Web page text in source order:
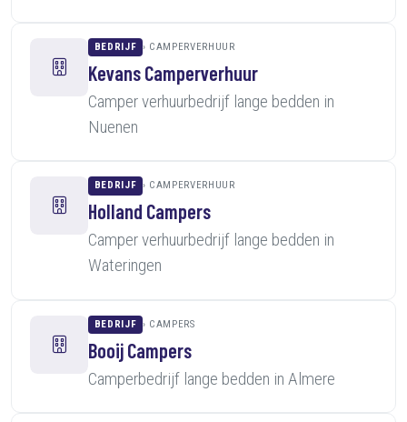
BEDRIJF CAMPERVERHUUR
Kevans Camperverhuur
Camper verhuurbedrijf lange bedden in
Nuenen
BEDRIJF CAMPERVERHUUR
Holland Campers
Camper verhuurbedrijf lange bedden in
Wateringen
BEDRIJF CAMPERS
Booij Campers
Camperbedrijf lange bedden in Almere